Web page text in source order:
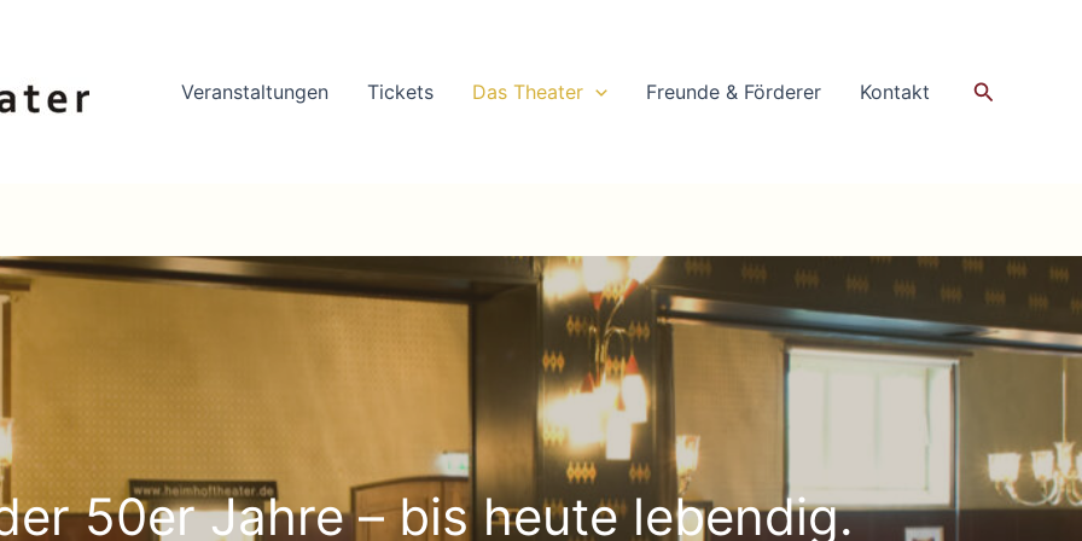
Veranstaltungen Tickets Das Theater Freunde & Förderer Kontakt Suchen
50er Jahre – bis heute lebendig.